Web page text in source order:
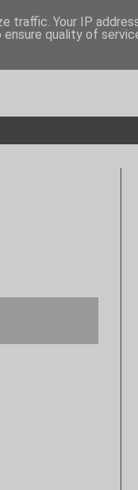
traffic. Your IP
quality of